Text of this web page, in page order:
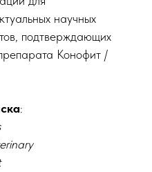
научных
подтверждающих
Конофит /
: